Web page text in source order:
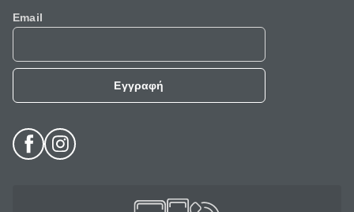
Email
Εγγραφή